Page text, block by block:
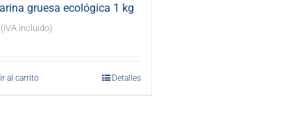
gruesa ecológica 1 kg
(IVA incluido)
al carrito Detalles